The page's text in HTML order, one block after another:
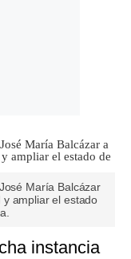
María Balcázar
ampliar el estado
instancia